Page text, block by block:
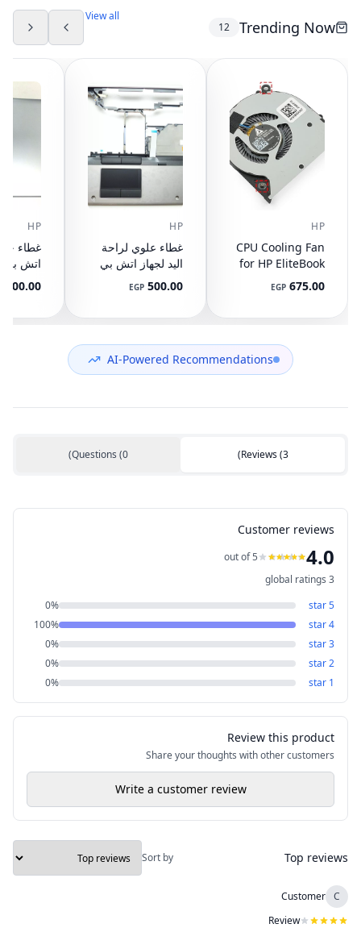
Trending Now
12
View all
HP
CPU Cooling Fan
for HP EliteBook
745 G3 G4, 840
G3 G4, 848 G3
DC05V 0.50A
675.00
EGP
HP
غطاء علوي لراحة
اليد لجهاز اتش بي
مع تاتش باد
(مستعمل)
500.00
EGP
HP
400.00
AI-Powered Recommendations
Reviews(3
)
Questions (0
)
Customer reviews
4.0
out of 5
3
global ratings
5
star
0%
4
star
100%
3
star
0%
2
star
0%
1
star
0%
Review this product
Share your thoughts with other customers
Write a customer review
Top reviews
Sort by
C
Customer
Review